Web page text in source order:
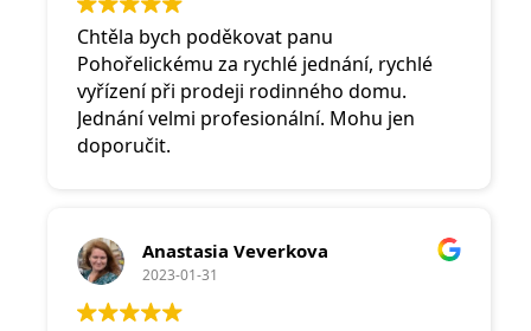
Chtěla bych poděkovat panu
Pohořelickému za rychlé jednání, rychlé
vyřízení při prodeji rodinného domu.
Jednání velmi profesionální. Mohu jen
doporučit.
Anastasia Veverkova
2023-01-31